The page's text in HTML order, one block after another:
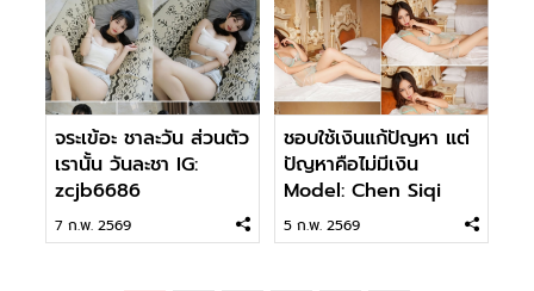
จระเข้อะ ชาละวัน ส่วนตัว
เรานั้น วันละชา IG:
zcjb6686
7 ก.พ. 2569
ชอบใช้เงินแก้ปัญหา แต่
ปัญหาคือไม่มีเงิน
Model: Chen Siqi
5 ก.พ. 2569